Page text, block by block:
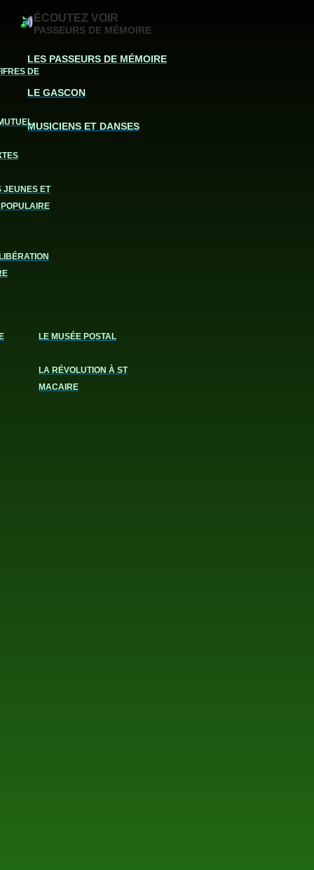
DE
JEUNES ET
LE MUSÉE POSTAL
LA RÉVOLUTION À ST
MACAIRE
ÉCOUTEZ VOIR
PASSEURS DE MÉMOIRE
LES PASSEURS DE MÉMOIRE
LE GASCON
MUSICIENS ET DANSES